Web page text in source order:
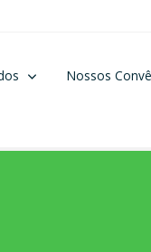
Nossos